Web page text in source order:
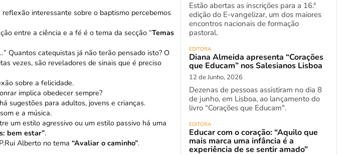
interessante sobre o baptismo percebemos
entre a ciência e a fé é o tema da secção “Temas
” Quantos catequistas já não terão pensado isto? O
vezes, são reveladores de sinais que é preciso
sobre a felicidade.
implica obedecer sempre?
sugestões para adultos, jovens e crianças.
e a música.
um estilo agressivo ou um estilo passivo há uma
bem estar”.
Alberto no tema “Avaliar o caminho”.
Estão abertas as inscrições para a 16.ª
edição do E-vangelizar, um dos maiores
encontros nacionais de formação
pastoral.
EDITORA
Diana Almeida apresenta “Corações
que Educam” nos Salesianos Lisboa
12 de Junho, 2026
Dezenas de pessoas assistiram no dia 8
de junho, em Lisboa, ao lançamento do
livro “Corações que Educam".
EDITORA
Educar com o coração: “Aquilo que
mais marca uma infância é a
experiência de se sentir amado”